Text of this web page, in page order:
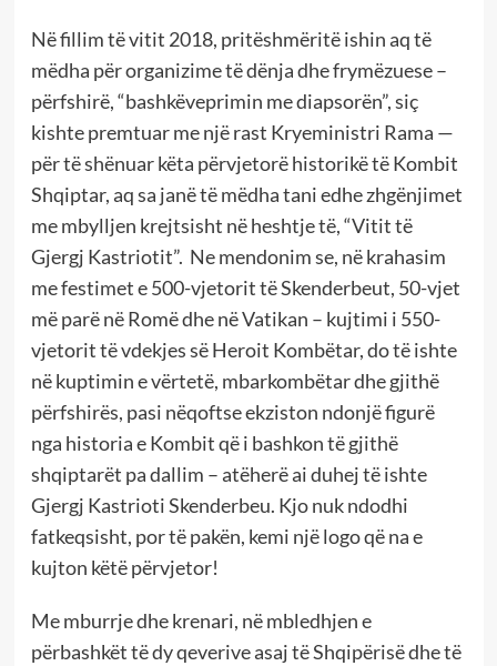
Në fillim të vitit 2018, pritëshmëritë ishin aq të
mëdha për organizime të dënja dhe frymëzuese –
përfshirë, “bashkëveprimin me diapsorën”, siç
kishte premtuar me një rast Kryeministri Rama —
për të shënuar këta përvjetorë historikë të Kombit
Shqiptar, aq sa janë të mëdha tani edhe zhgënjimet
me mbylljen krejtsisht në heshtje të, “Vitit të
Gjergj Kastriotit”. Ne mendonim se, në krahasim
me festimet e 500-vjetorit të Skenderbeut, 50-vjet
më parë në Romë dhe në Vatikan – kujtimi i 550-
vjetorit të vdekjes së Heroit Kombëtar, do të ishte
në kuptimin e vërtetë, mbarkombëtar dhe gjithë
përfshirës, pasi nëqoftse ekziston ndonjë figurë
nga historia e Kombit që i bashkon të gjithë
shqiptarët pa dallim – atëherë ai duhej të ishte
Gjergj Kastrioti Skenderbeu. Kjo nuk ndodhi
fatkeqsisht, por të pakën, kemi një logo që na e
kujton këtë përvjetor!
Me mburrje dhe krenari, në mbledhjen e
përbashkët të dy qeverive asaj të Shqipërisë dhe të